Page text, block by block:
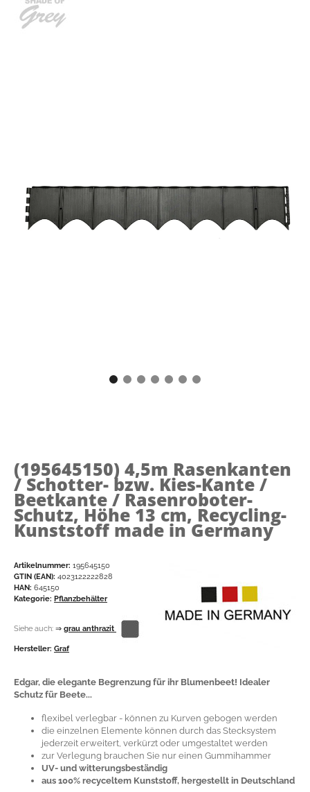
(195645150) 4,5m Rasenkanten
/ Schotter- bzw. Kies-Kante /
Beetkante / Rasenroboter-
Schutz, Höhe 13 cm, Recycling-
Kunststoff made in Germany
Artikelnummer: 195645150
GTIN (EAN): 4023122222828
HAN: 645150
Kategorie: Pflanzbehälter
Siehe auch: ⇒ grau anthrazit
Hersteller: Graf
Edgar, die elegante Begrenzung für ihr Blumenbeet! Idealer
Schutz für Beete...
flexibel verlegbar - können zu Kurven gebogen werden
die einzelnen Elemente können durch das Stecksystem
jederzeit erweitert, verkürzt oder umgestaltet werden
zur Verlegung brauchen Sie nur einen Gummihammer
UV- und witterungsbeständig
aus 100% recyceltem Kunststoff, hergestellt in Deutschland